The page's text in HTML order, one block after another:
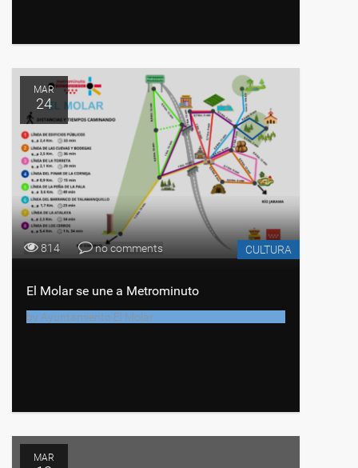
MAR
24
814 no comments CULTURA
El Molar se une a Metrominuto
by Ayuntamiento El Molar
MAR